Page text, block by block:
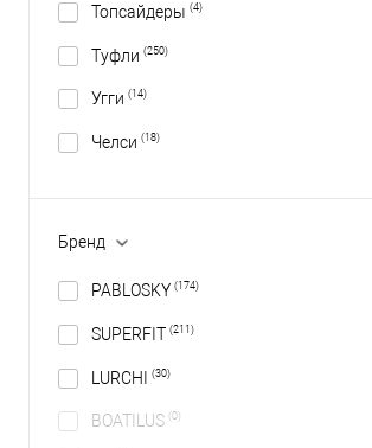
Топсайдеры (4)
Туфли (250)
Угги (14)
Челси (18)
Бренд
PABLOSKY (174)
SUPERFIT (211)
LURCHI (30)
BOATILUS (0)